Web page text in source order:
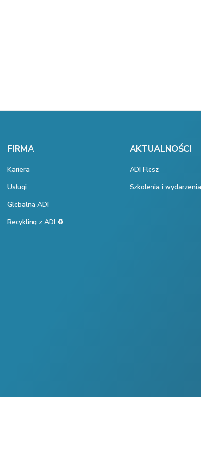
FIRMA
Kariera
Usługi
Globalna ADI
Recykling z ADI ♻️
AKTUALNOŚCI
ADI Flesz
Szkolenia i wydarzenia